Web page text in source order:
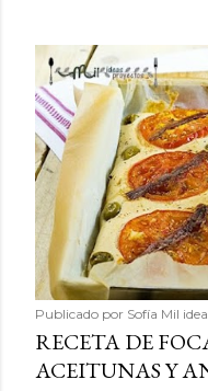
Publicado por Sofía Mil
RECETA DE
ACEITUNAS Y